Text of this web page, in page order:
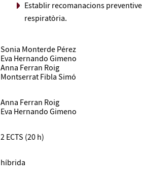
Establir recomanacions
respiratòria.
Sonia Monterde Pérez
Eva Hernando Gimeno
Anna Ferran Roig
Montserrat Fibla Simó
Anna Ferran Roig
Eva Hernando Gimeno
2 ECTS (20 h)
híbrida